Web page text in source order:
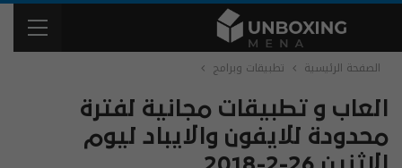
الصفحة الرئيسية تطبيقات وبرامج
العاب و تطبيقات مجانية لفترة
محدودة للايفون والايباد ليوم